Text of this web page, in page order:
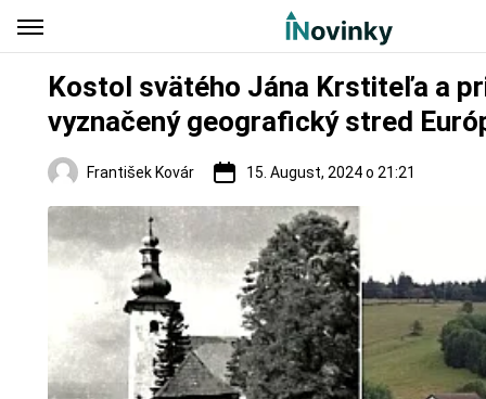
Kostol svätého Jána Krstiteľa a
vyznačený geografický stred
František Kovár 15. August, 2024 o 21:21
Regióny